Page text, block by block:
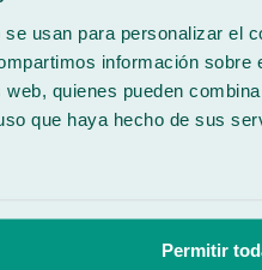
usan para personalizar el
información
quienes pueden
que haya hecho de sus
Permitir